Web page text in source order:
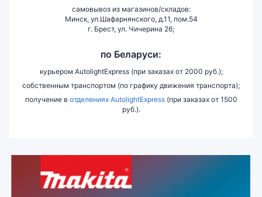
самовывоз из магазинов/складов:
Минск, ул.Шафарнянского, д.11, пом.54
г. Брест, ул. Чичерина 26;
по Беларуси:
курьером AutolightExpress (при заказах от 2000 руб.);
собственным транспортом (по графику движения транспорта);
получение в отделениях AutolightExpress(при заказах от 1500
руб.).